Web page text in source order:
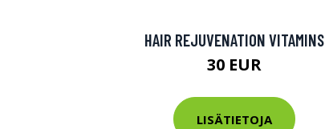
HAIR REJUVENATION VITAMINS
30 EUR
LISÄTIETOJA